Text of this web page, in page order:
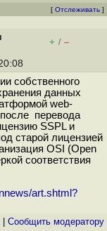
[ Отслеживать ]
+ / –
собственного
данных
web-
перевода
SSPL и
старой лицензией
OSI (Open
соответствия
art.shtml?
| Cообщить модератору